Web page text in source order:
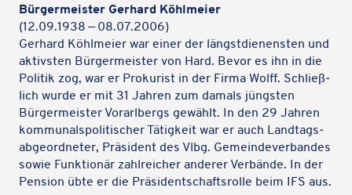
Bürger­meis­ter Gerhard Köhlmeier
(12.09.1938 — 08.07.2006)
Gerhard Köhl­meier war einer der längst­die­nensten und
aktivs­ten Bürger­meis­ter von Hard. Bevor es ihn in die
Politik zog, war er Proku­rist in der Firma Wolff. Schließ­
lich wurde er mit 31 Jahren zum damals jüngs­ten
Bürger­meis­ter Vorarl­bergs gewählt. In den 29 Jahren
kommu­nals­po­li­ti­scher Tätig­keit war er auch Land­tags­
ab­ge­ord­ne­ter, Präsi­dent des Vlbg. Gemein­de­ver­ban­des
sowie Funk­tio­när zahl­rei­cher anderer Verbände. In der
Pension übte er die Präsi­dent­schafts­rolle beim IFS aus.
Karteninhalte zulassen
Wir verwenden Google Maps, um Karten auf unserer Website
anzuzeigen. Genaue Infos finden Siein unserem Datenschutz.
Karte laden